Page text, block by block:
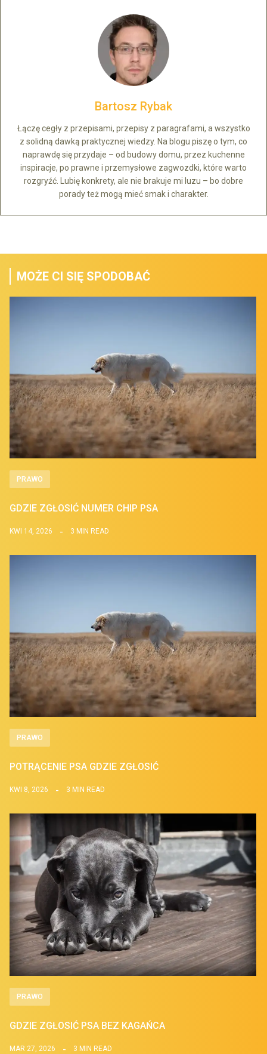
Bartosz Rybak
Łączę cegły z przepisami, przepisy z paragrafami, a wszystko
z solidną dawką praktycznej wiedzy. Na blogu piszę o tym, co
naprawdę się przydaje – od budowy domu, przez kuchenne
inspiracje, po prawne i przemysłowe zagwozdki, które warto
rozgryźć. Lubię konkrety, ale nie brakuje mi luzu – bo dobre
porady też mogą mieć smak i charakter.
MOŻE CI SIĘ SPODOBAĆ
PRAWO
GDZIE ZGŁOSIĆ NUMER CHIP PSA
KWI 14, 2026 3 MIN READ
PRAWO
POTRĄCENIE PSA GDZIE ZGŁOSIĆ
KWI 8, 2026 3 MIN READ
PRAWO
GDZIE ZGŁOSIĆ PSA BEZ KAGAŃCA
MAR 27, 2026 3 MIN READ